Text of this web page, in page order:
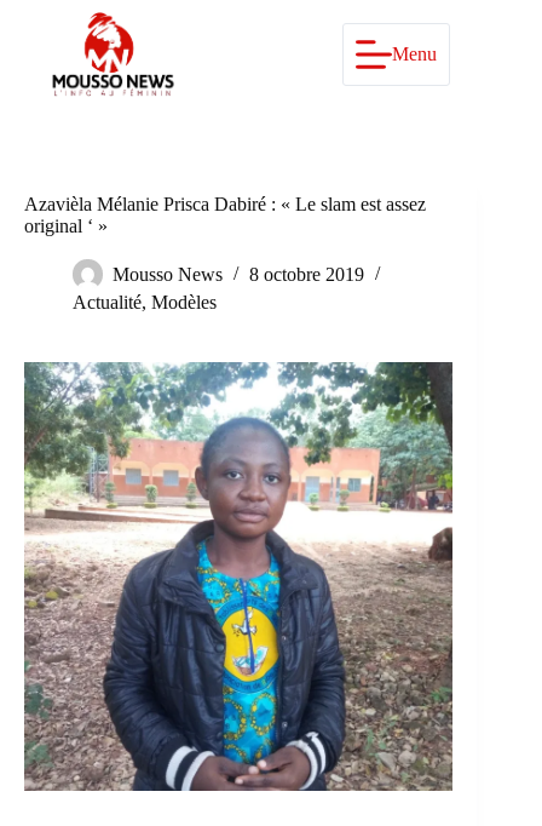
Menu
Azavièla Mélanie Prisca Dabiré : « Le slam est assez
original ‘ »
Mousso News
8 octobre 2019
Actualité, Modèles